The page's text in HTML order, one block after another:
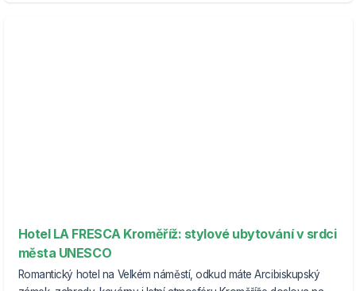
Hotel LA FRESCA Kroměříž: stylové ubytování v srdci
města UNESCO
Romantický hotel na Velkém náměstí, odkud máte Arcibiskupský